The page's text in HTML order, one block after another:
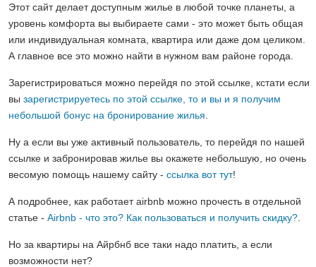
Этот сайт делает доступным жилье в любой точке планеты, а
уровень комфорта вы выбираете сами - это может быть общая
или индивидуальная комната, квартира или даже дом целиком.
А главное все это можно найти в нужном вам районе города.
Зарегистрироваться можно перейдя по этой ссылке, кстати если
вы зарегистрируетесь по этой ссылке, то и вы и я получим
небольшой бонус на бронирование жилья
Ну а если вы уже активный пользователь, то перейдя по нашей
ссылке и забронировав жилье вы окажете небольшую, но очень
весомую помощь нашему сайту - ссылка вот тут!
А подробнее, как работает airbnb можно прочесть в отдельной
статье - Airbnb - что это? Как пользоваться и получить скидку?
Но за квартиры на Айрбнб все таки надо платить, а если
возможности нет?